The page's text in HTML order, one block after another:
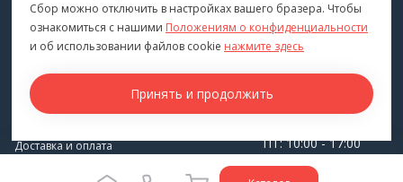
ПОКУПАТЕЛЯМ
Каталог
Бренды
Для оптовиков
Доставка и оплата
КОНТАКТЫ
г. Владивосток
ПТ: 10:00 - 17:00
СБ-ВС: Выходной
Сбор можно отключить в настройках вашего бразера. Чтобы
ознакомиться с нашими Положениям о конфиденциальности
и об использовании файлов cookie нажмите здесь
Принять и продолжить